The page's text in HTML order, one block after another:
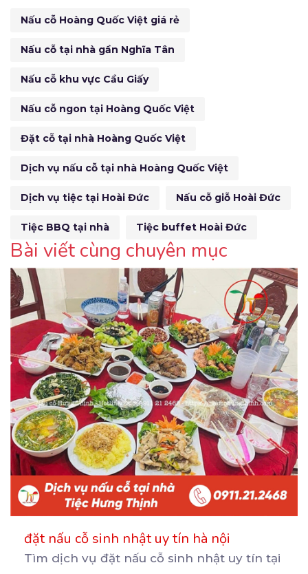
Nấu cỗ Hoàng Quốc Việt giá rẻ
Nấu cỗ tại nhà gần Nghĩa Tân
Nấu cỗ khu vực Cầu Giấy
Nấu cỗ ngon tại Hoàng Quốc Việt
Đặt cỗ tại nhà Hoàng Quốc Việt
Dịch vụ nấu cỗ tại nhà Hoàng Quốc Việt
Dịch vụ tiệc tại Hoài Đức Nấu cỗ giỗ Hoài Đức
Tiệc BBQ tại nhà Tiệc buffet Hoài Đức
Bài viết cùng chuyên mục
đặt nấu cỗ sinh nhật uy tín hà nội
Tìm dịch vụ đặt nấu cỗ sinh nhật uy tín tại